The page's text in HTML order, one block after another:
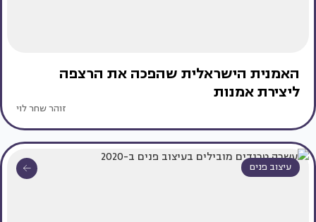
האמנית הישראלית שהפכה את הרצפה
ליצירת אמנות
זוהר שחר לוי
עיצוב פנים